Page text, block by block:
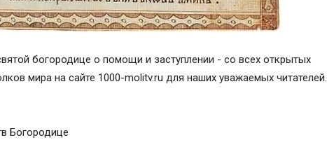
богородице о помощи и заступлении - со всех открытых
мира на сайте 1000-molitv.ru для наших уважаемых читателей.
Богородице